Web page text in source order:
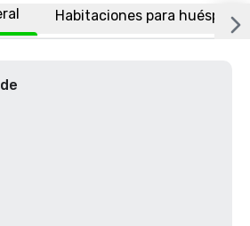
Habitaciones para